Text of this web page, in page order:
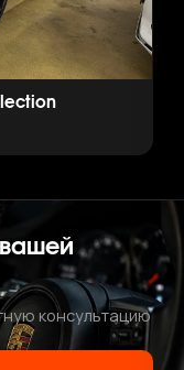
консультацию